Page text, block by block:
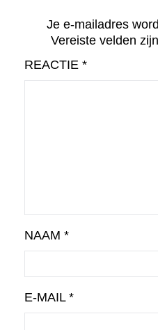
Je e-mailadres
Vereiste velden
REACTIE *
NAAM *
E-MAIL *